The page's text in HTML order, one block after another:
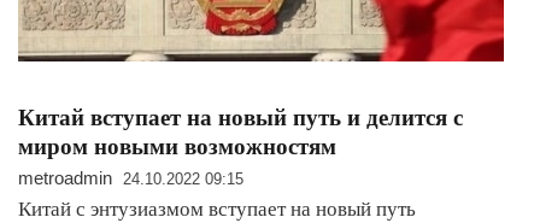
Китай вступает на новый путь и делится с
миром новыми возможностям
metroadmin 24.10.2022 09:15
Китай с энтузиазмом вступает на новый путь